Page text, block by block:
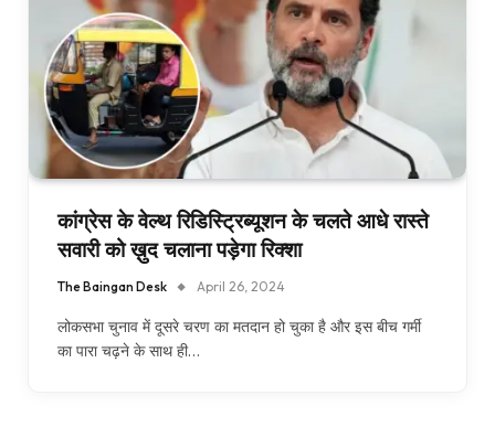
कांग्रेस के वेल्थ रिडिस्ट्रिब्यूशन के चलते आधे रास्ते
सवारी को ख़ुद चलाना पड़ेगा रिक्शा
The Baingan Desk April 26, 2024
लोकसभा चुनाव में दूसरे चरण का मतदान हो चुका है और इस बीच गर्मी
का पारा चढ़ने के साथ ही…